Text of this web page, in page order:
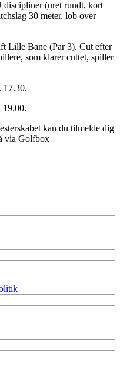
discipliner (uret rundt, kort
30 meter, lob over
Lille Bane (Par 3). Cut efter
som klarer cuttet, spiller
17.30.
19.00.
kan du tilmelde dig
via Golfbox